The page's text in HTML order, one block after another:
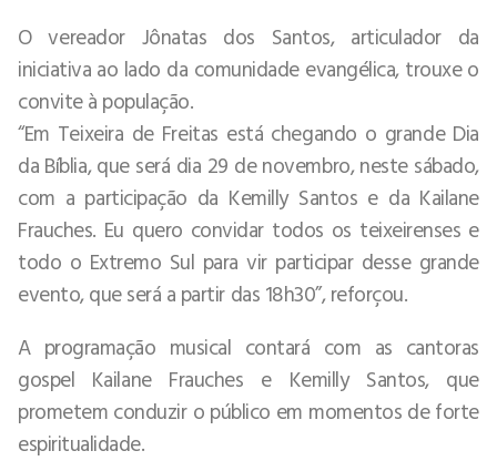
O vereador Jônatas dos Santos, articulador da
iniciativa ao lado da comunidade evangélica, trouxe o
convite à população.
“Em Teixeira de Freitas está chegando o grande Dia
da Bíblia, que será dia 29 de novembro, neste sábado,
com a participação da Kemilly Santos e da Kailane
Frauches. Eu quero convidar todos os teixeirenses e
todo o Extremo Sul para vir participar desse grande
evento, que será a partir das 18h30”, reforçou.
A programação musical contará com as cantoras
gospel Kailane Frauches e Kemilly Santos, que
prometem conduzir o público em momentos de forte
espiritualidade.